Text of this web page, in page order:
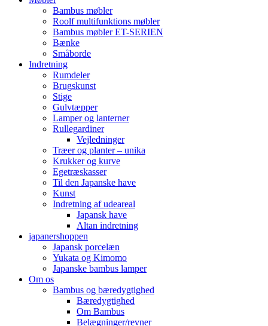
Bambus møbler
Roolf multifunktions møbler
Bambus møbler ET-SERIEN
Bænke
Småborde
Indretning
Rumdeler
Brugskunst
Stige
Gulvtæpper
Lamper og lanterner
Rullegardiner
Vejledninger
Træer og planter – unika
Krukker og kurve
Egetræskasser
Til den Japanske have
Kunst
Indretning af udeareal
Japansk have
Altan indretning
japanershoppen
Japansk porcelæn
Yukata og Kimomo
Japanske bambus lamper
Om os
Bambus og bæredygtighed
Bæredygtighed
Om Bambus
Belægninger/revner